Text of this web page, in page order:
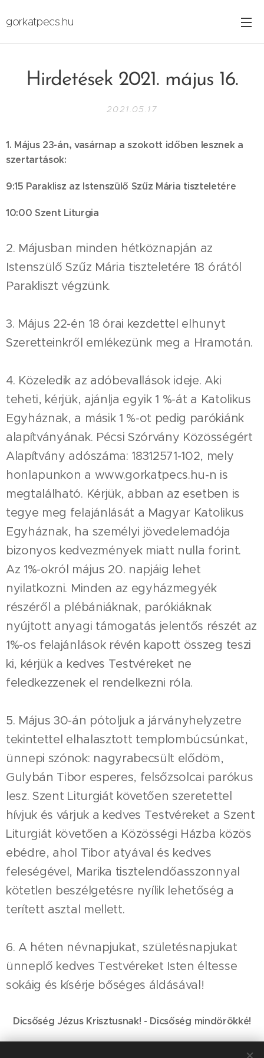
gorkatpecs.hu
Hirdetések 2021. május 16.
2021.05.17
1. Május 23-án, vasárnap a szokott időben lesznek a
szertartások:
9:15 Paraklisz az Istenszülő Szűz Mária tiszteletére
10:00 Szent Liturgia
2. Májusban minden hétköznapján az
Istenszülő Szűz Mária tiszteletére 18 órától
Parakliszt végzünk.
3. Május 22-én 18 órai kezdettel elhunyt
Szeretteinkről emlékezünk meg a Hramotán.
4. Közeledik az adóbevallások ideje. Aki
teheti, kérjük, ajánlja egyik 1 %-át a Katolikus
Egyháznak, a másik 1 %-ot pedig parókiánk
alapítványának. Pécsi Szórvány Közösségért
Alapítvány adószáma: 18312571-102, mely
honlapunkon a www.gorkatpecs.hu-n is
megtalálható. Kérjük, abban az esetben is
tegye meg felajánlását a Magyar Katolikus
Egyháznak, ha személyi jövedelemadója
bizonyos kedvezmények miatt nulla forint.
Az 1%-okról május 20. napjáig lehet
nyilatkozni. Minden az egyházmegyék
részéről a plébániáknak, parókiáknak
nyújtott anyagi támogatás jelentős részét az
1%-os felajánlások révén kapott összeg teszi
ki, kérjük a kedves Testvéreket ne
feledkezzenek el rendelkezni róla.
5. Május 30-án pótoljuk a járványhelyzetre
tekintettel elhalasztott templombúcsúnkat,
ünnepi szónok: nagyrabecsült elődöm,
Gulybán Tibor esperes, felsőzsolcai parókus
lesz. Szent Liturgiát követően szeretettel
hívjuk és várjuk a kedves Testvéreket a Szent
Liturgiát követően a Közösségi Házba közös
ebédre, ahol Tibor atyával és kedves
feleségével, Marika tisztelendőasszonnyal
kötetlen beszélgetésre nyílik lehetőség a
terített asztal mellett.
6. A héten névnapjukat, születésnapjukat
ünneplő kedves Testvéreket Isten éltesse
sokáig és kísérje bőséges áldásával!
Dicsőség Jézus Krisztusnak! - Dicsőség mindörökké!